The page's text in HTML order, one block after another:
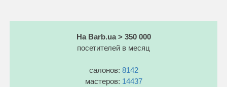
На Barb.ua > 350 000
посетителей в месяц
салонов: 8142
мастеров: 14437